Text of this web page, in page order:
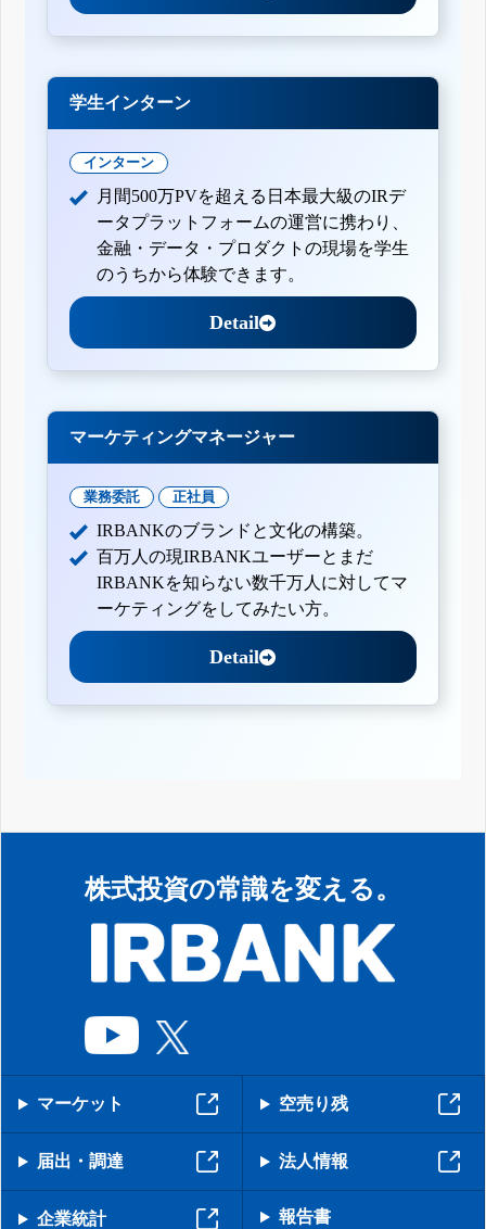
学生インターン
インターン
月間500万PVを超える日本最大級のIRデ
ータプラットフォームの運営に携わり、
金融・データ・プロダクトの現場を学生
のうちから体験できます。
Detail
マーケティングマネージャー
業務委託 正社員
IRBANKのブランドと文化の構築。
百万人の現IRBANKユーザーとまだ
IRBANKを知らない数千万人に対してマ
ーケティングをしてみたい方。
Detail
株式投資の常識を変える。
マーケット 空売り残
届出・調達 法人情報
企業統計 報告書